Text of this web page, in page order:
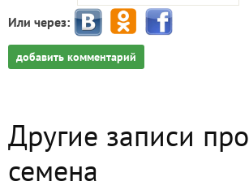
Или через:
добавить комментарий
Другие записи про
семена